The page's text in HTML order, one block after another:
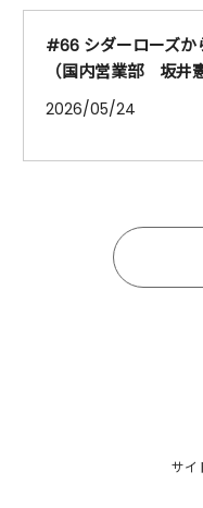
#66 シダーローズか
（国内営業部 坂井
2026/05/24
サイ